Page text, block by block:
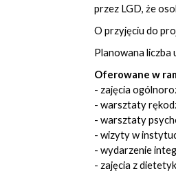
przez LGD, że
O przyjęciu do
Planowana
Oferowane w
- zajęcia
- warsztaty
- warsztaty
- wizyty w
- wydarzenie
- zajęcia z